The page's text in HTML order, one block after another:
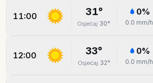
11:00 31°
Osjećaj 30°
0%
0.0 mm/h
12:00 33°
Osjećaj 32°
0%
0.0 mm/h